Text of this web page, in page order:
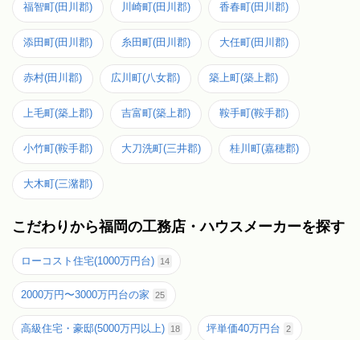
福智町(田川郡) 川崎町(田川郡) 香春町(田川郡)
添田町(田川郡) 糸田町(田川郡) 大任町(田川郡)
赤村(田川郡) 広川町(八女郡) 築上町(築上郡)
上毛町(築上郡) 吉富町(築上郡) 鞍手町(鞍手郡)
小竹町(鞍手郡) 大刀洗町(三井郡) 桂川町(嘉穂郡)
大木町(三潴郡)
こだわりから福岡の工務店・ハウスメーカーを探す
ローコスト住宅(1000万円台) 14
2000万円〜3000万円台の家 25
高級住宅・豪邸(5000万円以上) 18 坪単価40万円台 2